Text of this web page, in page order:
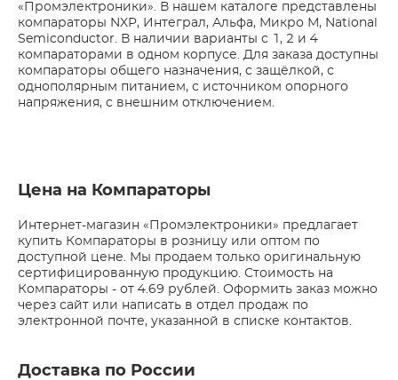
«Промэлектроники». В нашем каталоге представлены
компараторы NXP, Интеграл, Альфа, Микро М, National
Semiconductor. В наличии варианты с 1, 2 и 4
компараторами в одном корпусе. Для заказа доступны
компараторы общего назначения, с защёлкой, с
однополярным питанием, с источником опорного
напряжения, с внешним отключением.
Цена на Компараторы
Интернет-магазин «Промэлектроники» предлагает
купить Компараторы в розницу или оптом по
доступной цене. Мы продаем только оригинальную
сертифицированную продукцию. Стоимость на
Компараторы - от 4.69 рублей. Оформить заказ можно
через сайт или написать в отдел продаж по
электронной почте, указанной в списке контактов.
Доставка по России